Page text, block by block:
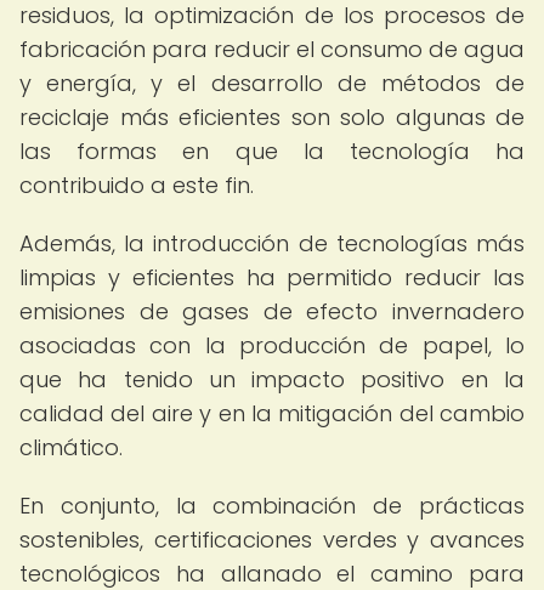
residuos, la optimización de los procesos de
fabricación para reducir el consumo de agua
y energía, y el desarrollo de métodos de
reciclaje más eficientes son solo algunas de
las formas en que la tecnología ha
contribuido a este fin.
Además, la introducción de tecnologías más
limpias y eficientes ha permitido reducir las
emisiones de gases de efecto invernadero
asociadas con la producción de papel, lo
que ha tenido un impacto positivo en la
calidad del aire y en la mitigación del cambio
climático.
En conjunto, la combinación de prácticas
sostenibles, certificaciones verdes y avances
tecnológicos ha allanado el camino para